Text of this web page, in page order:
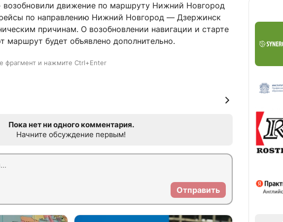
возобновили движение по маршруту Нижний Новгород
по направлению Нижний Новгород — Дзержинск
причинам. О возобновлении навигации и старте
маршрут будет объявлено дополнительно.
фрагмент и нажмите Ctrl+Enter
Пока нет ни одного комментария.
Начните обсуждение первым!
Отправить